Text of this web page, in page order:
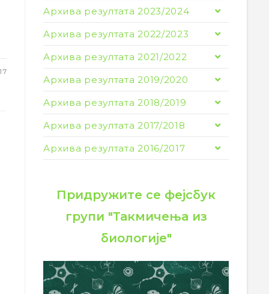
Архива резултата 2023/2024
Архива резултата 2022/2023
Архива резултата 2021/2022
Архива резултата 2019/2020
Архива резултата 2018/2019
Архива резултата 2017/2018
Архива резултата 2016/2017
Придружите се фејсбук
групи "Такмичења из
биологије"